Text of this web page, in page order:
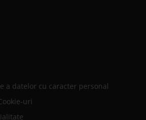
a datelor cu caracter personal
uri